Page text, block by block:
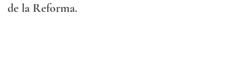
de la Reforma.